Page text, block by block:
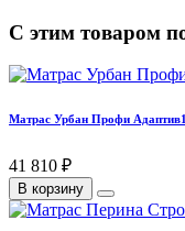
С этим товаром
Матрас Урбан Профи
41 810 ₽
В корзину